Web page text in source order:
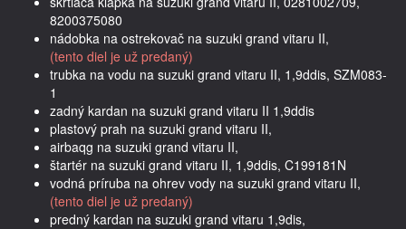
8200375080
nádobka na ostrekovač na suzuki grand vitaru II,
(tento diel je už predaný)
trubka na vodu na suzuki grand vitaru II, 1,9ddis, SZM083-
1
zadný kardan na suzuki grand vitaru II 1,9ddis
plastový prah na suzuki grand vitaru II,
airbaqg na suzuki grand vitaru II,
štartér na suzuki grand vitaru II, 1,9ddis, C199181N
vodná príruba na ohrev vody na suzuki grand vitaru II,
(tento diel je už predaný)
predný kardan na suzuki grand vitaru 1,9dis,